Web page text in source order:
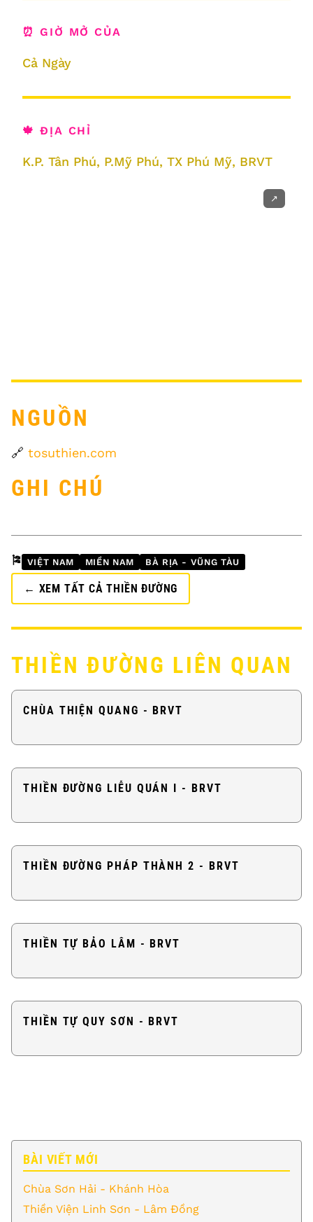
⏰ GIỜ MỞ CỦA
Cả Ngày
🍁 ĐỊA CHỈ
K.P. Tân Phú, P.Mỹ Phú, TX Phú Mỹ, BRVT
↗️
NGUỒN
🔗 tosuthien.com
GHI CHÚ
🎏 VIỆT NAM MIỀN NAM BÀ RỊA - VŨNG TÀU
← XEM TẤT CẢ THIỀN ĐƯỜNG
THIỀN ĐƯỜNG LIÊN QUAN
CHÙA THIỆN QUANG - BRVT
THIỀN ĐƯỜNG LIỄU QUÁN I - BRVT
THIỀN ĐƯỜNG PHÁP THÀNH 2 - BRVT
THIỀN TỰ BẢO LÂM - BRVT
THIỀN TỰ QUY SƠN - BRVT
BÀI VIẾT MỚI
Chùa Sơn Hải - Khánh Hòa
Thiền Viện Linh Sơn - Lâm Đồng